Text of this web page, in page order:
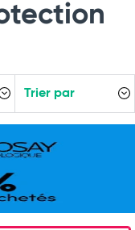
Trier par